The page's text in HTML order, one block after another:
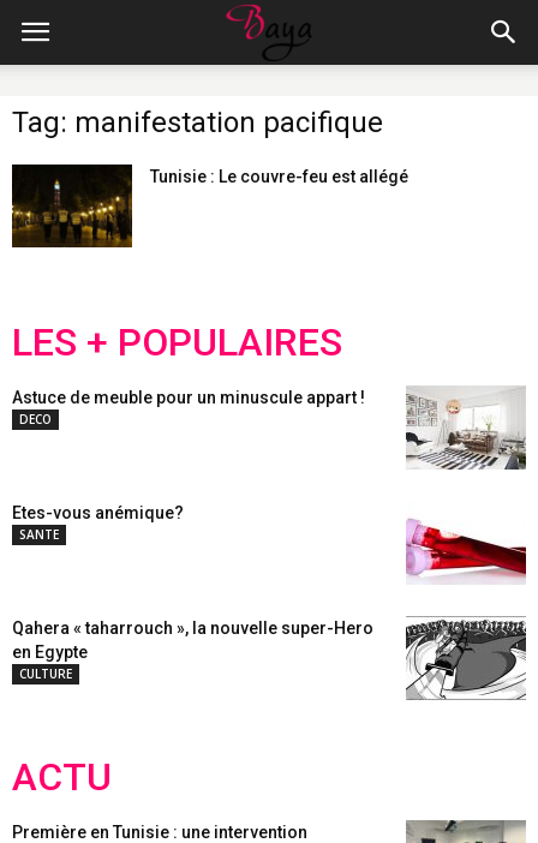
Tag: manifestation pacifique
Tunisie : Le couvre-feu est allégé
LES + POPULAIRES
Astuce de meuble pour un minuscule appart !
DECO
Etes-vous anémique?
SANTE
Qahera « taharrouch », la nouvelle super-Hero
en Egypte
CULTURE
ACTU
Première en Tunisie : une intervention